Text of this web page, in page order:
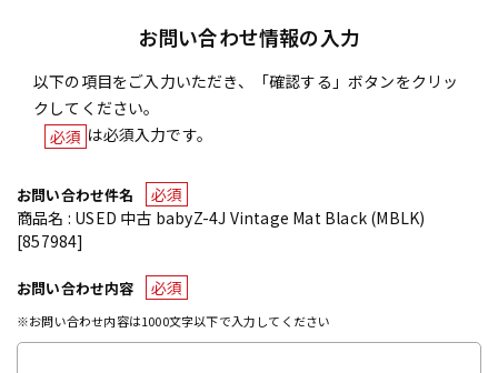
お問い合わせ情報の入力
以下の項目をご入力いただき、「確認する」ボタンをクリッ
クしてください。
必須 は必須入力です。
お問い合わせ件名
必須
商品名 : USED 中古 babyZ-4J Vintage Mat Black (MBLK)
[857984]
お問い合わせ内容 必須
※お問い合わせ内容は1000文字以下で入力してください